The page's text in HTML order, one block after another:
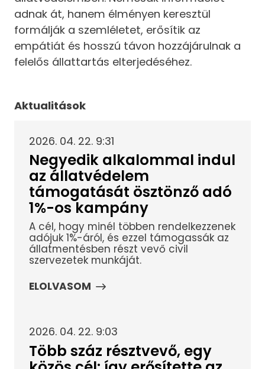
adnak át, hanem élményen keresztül
formálják a szemléletet, erősítik az
empátiát és hosszú távon hozzájárulnak a
felelős állattartás elterjedéséhez.
Aktualitások
2026. 04. 22. 9:31
Negyedik alkalommal indul
az állatvédelem
támogatását ösztönző adó
1%-os kampány
A cél, hogy minél többen rendelkezzenek
adójuk 1%-áról, és ezzel támogassák az
állatmentésben részt vevő civil
szervezetek munkáját.
ELOLVASOM
2026. 04. 22. 9:03
Több száz résztvevő, egy